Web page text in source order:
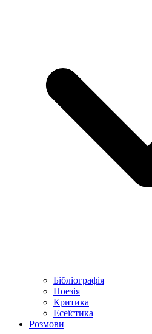
Бібліографія
Поезія
Критика
Есеїстика
Розмови